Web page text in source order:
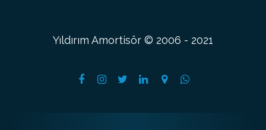
Yıldırım Amortisör © 2006 - 2021